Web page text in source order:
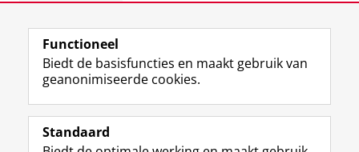
Laatst gewijzigd: 24 maart 2025 11:51
Volg ons op
F
a
T
w
I
n
Y
o
Functioneel
Biedt de basisfuncties en maakt gebruik van
geanonimiseerde cookies.
Standaard